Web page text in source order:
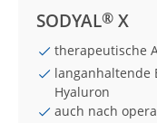
SODYAL® X
therapeutische
langanhaltende
Hyaluron
auch nach